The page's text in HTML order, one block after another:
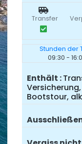
Transfer
Stunden der
09:30 -
Enthält
Bootstour,